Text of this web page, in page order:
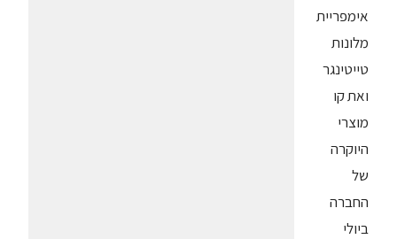
אימפריית
מלונות
טייטינגר
ואת קו
מוצרי
היוקרה
של
החברה
ביולי